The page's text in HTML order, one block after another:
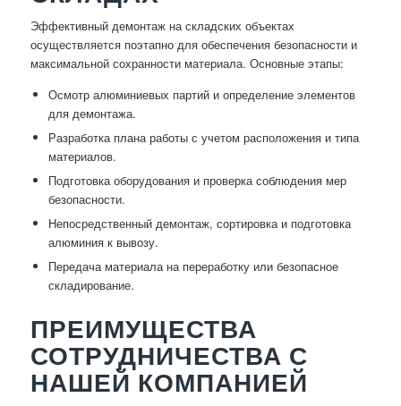
Эффективный демонтаж на складских объектах
осуществляется поэтапно для обеспечения безопасности и
максимальной сохранности материала. Основные этапы:
Осмотр алюминиевых партий и определение элементов
для демонтажа.
Разработка плана работы с учетом расположения и типа
материалов.
Подготовка оборудования и проверка соблюдения мер
безопасности.
Непосредственный демонтаж, сортировка и подготовка
алюминия к вывозу.
Передача материала на переработку или безопасное
складирование.
ПРЕИМУЩЕСТВА
СОТРУДНИЧЕСТВА С
НАШЕЙ КОМПАНИЕЙ